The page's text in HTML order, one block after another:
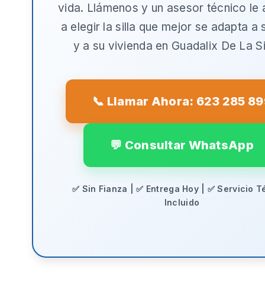
vida. Llámenos y un asesor técnico le
a elegir la silla que mejor se adapta a
y a su vivienda en Guadalix De La
📞 Llamar Ahora: 623 285
💬 Consultar WhatsApp
✅ Sin Fianza | ✅ Entrega Hoy | ✅ Servicio
Incluido